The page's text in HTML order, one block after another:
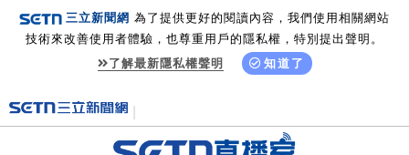
三立新聞網 為了提供更好的閱讀內容，我們使用相關網站
技術來改善使用者體驗，也尊重用戶的隱私權，特別提出聲明。
了解最新隱私權聲明
知道了